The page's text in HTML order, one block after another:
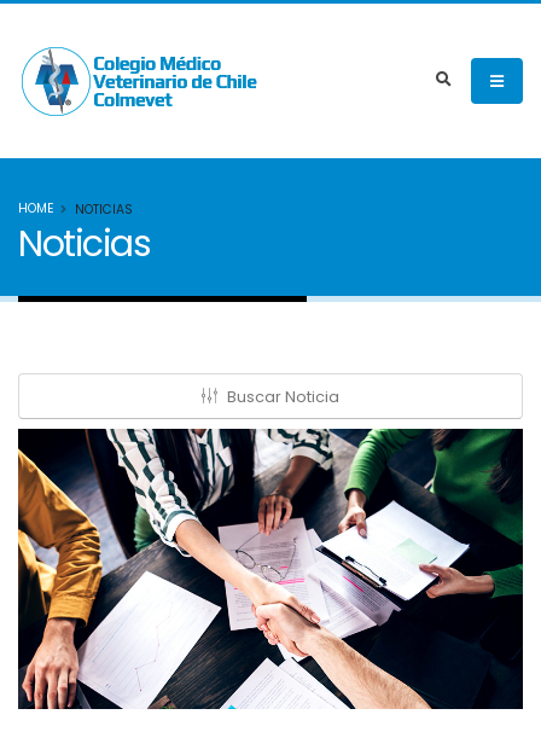
HOME NOTICIAS
Noticias
Buscar Noticia